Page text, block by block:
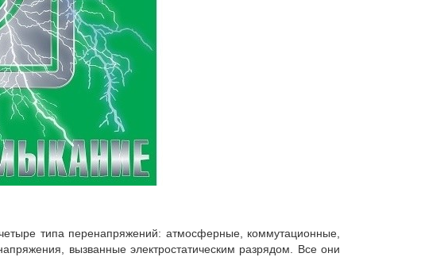
типа перенапряжений: атмосферные, коммутационные,
вызванные электростатическим разрядом. Все они